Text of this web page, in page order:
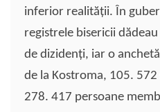
inferior realităţii. În
registrele bisericii
de dizidenţi, iar o
de la Kostroma, 105. 572
278. 417 persoane